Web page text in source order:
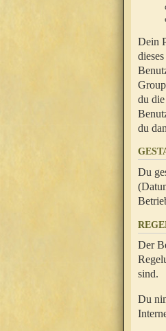
Dein
du
du
Du
Der
sind.
Du